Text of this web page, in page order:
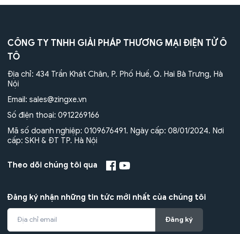
CÔNG TY TNHH GIẢI PHÁP THƯƠNG MẠI ĐIỆN TỬ Ô
TÔ
Địa chỉ: 434 Trần Khát Chân, P. Phố Huế, Q. Hai Bà Trưng, Hà
Nội
Email: sales@zingxe.vn
Số điện thoại: 0912269166
Mã số doanh nghiệp: 0109676491. Ngày cấp: 08/01/2024. Nơi
cấp: SKH & ĐT TP. Hà Nội
Theo dõi chúng tôi qua
Đăng ký nhận những tin tức mới nhất của chúng tôi
Đăng ký